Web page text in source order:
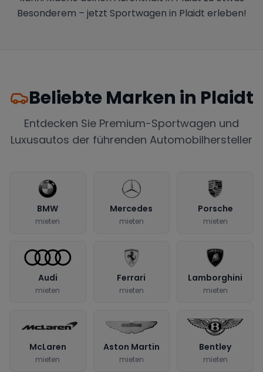
Besonderem – jetzt Sportwagen in Plaidt erleben!
Beliebte Marken in Plaidt
Entdecken Sie Premium-Sportwagen und
Luxusautos der führenden Automobilhersteller
BMW
mieten
Mercedes
mieten
Porsche
mieten
Audi
mieten
Ferrari
mieten
Lamborghini
mieten
McLaren
mieten
Aston Martin
mieten
Bentley
mieten